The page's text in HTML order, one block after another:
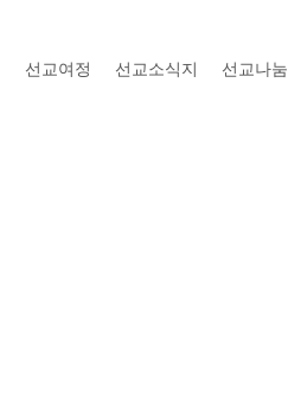
선교여정 선교소식지 선교나눔